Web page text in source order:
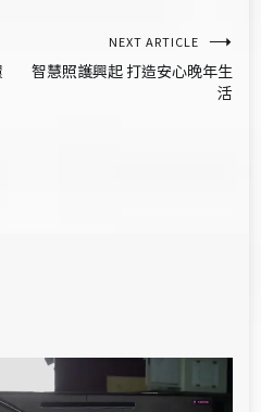
NEXT ARTICLE
智慧照護興起 打造安心晚年生
活